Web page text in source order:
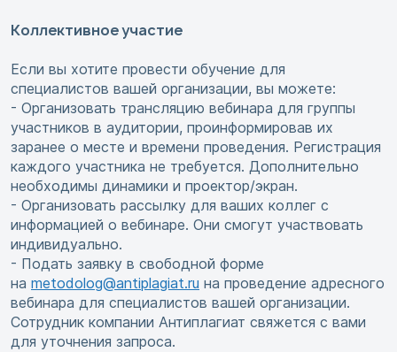
Коллективное участие
Если вы хотите провести обучение для
специалистов вашей организации, вы можете:
- Организовать трансляцию вебинара для группы
участников в аудитории, проинформировав их
заранее о месте и времени проведения. Регистрация
каждого участника не требуется. Дополнительно
необходимы динамики и проектор/экран.
- Организовать рассылку для ваших коллег с
информацией о вебинаре. Они смогут участвовать
индивидуально.
- Подать заявку в свободной форме
на metodolog@antiplagiat.ru на проведение адресного
вебинара для специалистов вашей организации.
Сотрудник компании Антиплагиат свяжется с вами
для уточнения запроса.